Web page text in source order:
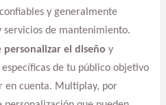
y generalmente
de mantenimiento.
personalizar el diseño y
de tu público objetivo
en cuenta. Multiplay, por